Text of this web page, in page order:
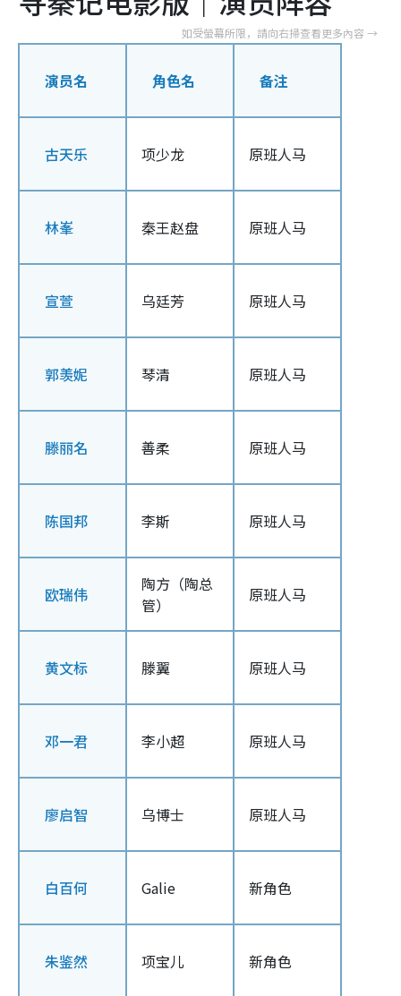
演员名 角色名 备注
古天乐 项少龙 原班人马
林峯 秦王赵盘 原班人马
宣萱 乌廷芳 原班人马
郭羡妮 琴清 原班人马
滕丽名 善柔 原班人马
陈国邦 李斯 原班人马
欧瑞伟
陶方（陶总
管）
原班人马
黄文标 滕翼 原班人马
邓一君 李小超 原班人马
廖启智 乌博士 原班人马
白百何 Galie 新角色
朱鉴然 项宝儿 新角色